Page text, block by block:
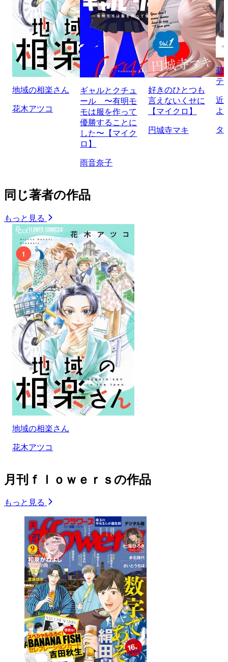
地域の相楽さん
花木アツコ
ギャルとクチュ
ール 〜有明モ
モは服を作って
優勝することに
した〜【マイク
ロ】
雨音奈子
好きのひとつも
言えないくせに
【マイクロ】
円城寺マキ
碧
テ
近
よ
タ
同じ著者の作品
もっと見る
地域の相楽さん
花木アツコ
月刊ｆｌｏｗｅｒｓの作品
もっと見る